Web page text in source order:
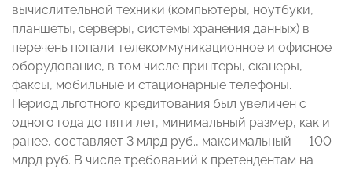
вычислительной техники (компьютеры, ноутбуки,
планшеты, серверы, системы хранения данных) в
перечень попали телекоммуникационное и офисное
оборудование, в том числе принтеры, сканеры,
факсы, мобильные и стационарные телефоны.
Период льготного кредитования был увеличен с
одного года до пяти лет, минимальный размер, как и
ранее, составляет 3 млрд руб., максимальный — 100
млрд руб. В числе требований к претендентам на